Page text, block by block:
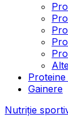
Gainere
Nutriție